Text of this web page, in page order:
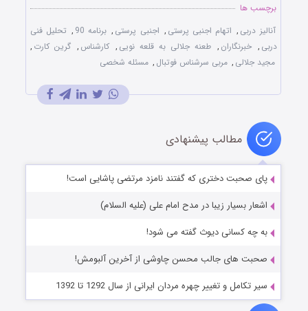
برچسب ها
آنالیز دربی , اتهام اجنبی پرستی , اجنبی پرستی , برنامه 90 , تحلیل فنی
دربی , خبرنگاران , طعنه جلالی به قلعه نویی , کارشناس , گرین کارت ,
مجید جلالی , مربی سرشناس فوتبال , مسئله شخصی
مطالب پیشنهادی
پای صحبت دختری که گفتند نامزد مرتضی پاشایی است!
اشعار بسیار زیبا در مدح امام علی (علیه السلام)
به چه کسانی دیوث گفته می شود!
صحبت های جالب محسن چاوشی از آخرین آلبومش!
سیر تکامل و تغییر چهره مردان ایرانی از سال 1292 تا 1392